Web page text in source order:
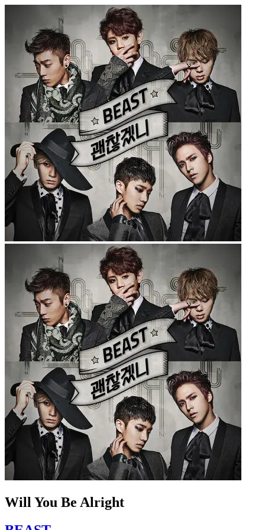
Will You Be Alright